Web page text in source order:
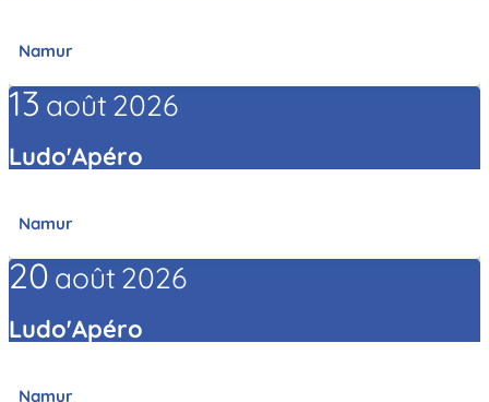
Namur
13 août 2026
Ludo'Apéro
Namur
20 août 2026
Ludo'Apéro
Namur